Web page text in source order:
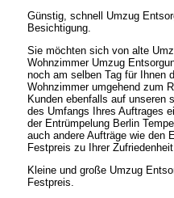
Günstig, schnell Umzug
Besichtigung.
Sie möchten sich von alte
Wohnzimmer Umzug
noch am selben Tag für Ihnen
Wohnzimmer umgehend zum
Kunden ebenfalls auf unseren
des Umfangs Ihres Auftrages
der Entrümpelung Berlin
auch andere Aufträge wie den
Festpreis zu Ihrer
Kleine und große Umzug
Festpreis.